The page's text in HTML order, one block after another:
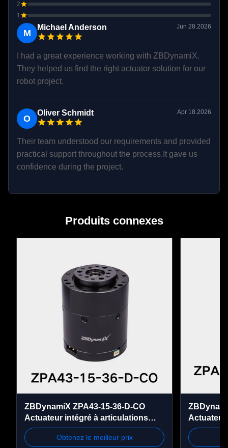
2
1
M
Michael Anderson Jun 28.2026
I had a great experience working with ZBDynamiX.
They helped us find the right actuator solution for our
robot project.
O
Oliver Schmidt Apr 18.2026
Their team understood our requirements and provided
practical support throughout the process.It gave us
confidence during the project.
Produits connexes
ZBDynamiX ZPA43-15-36-D-CO
Actuateur intégré à articulations
planétaires 70 Nm couple maximal,
rapport 36:1, OD56 mm
Obtenez le meilleur prix
300 tours